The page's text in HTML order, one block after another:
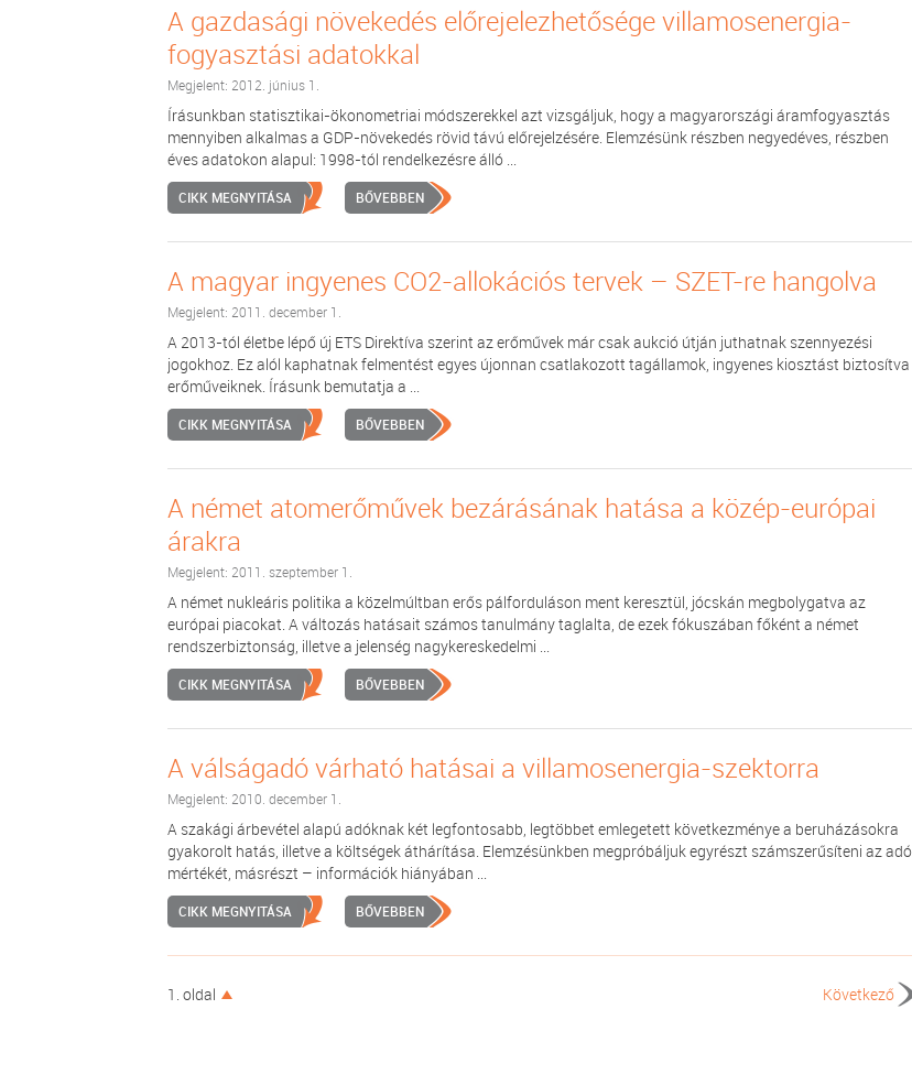
A gazdasági növekedés előrejelezhetősége villamosenergia-
fogyasztási adatokkal
Megjelent: 2012. június 1.
Írásunkban statisztikai-ökonometriai módszerekkel azt vizsgáljuk, hogy a magyarországi áramfogyasztás
mennyiben alkalmas a GDP-növekedés rövid távú előrejelzésére. Elemzésünk részben negyedéves, részben
éves adatokon alapul: 1998-tól rendelkezésre álló ...
CIKK MEGNYITÁSA BŐVEBBEN
A magyar ingyenes CO2-allokációs tervek – SZET-re hangolva
Megjelent: 2011. december 1.
A 2013-tól életbe lépő új ETS Direktíva szerint az erőművek már csak aukció útján juthatnak szennyezési
jogokhoz. Ez alól kaphatnak felmentést egyes újonnan csatlakozott tagállamok, ingyenes kiosztást biztosítva
erőműveiknek. Írásunk bemutatja a ...
CIKK MEGNYITÁSA BŐVEBBEN
A német atomerőművek bezárásának hatása a közép-európai
árakra
Megjelent: 2011. szeptember 1.
A német nukleáris politika a közelmúltban erős pálforduláson ment keresztül, jócskán megbolygatva az
európai piacokat. A változás hatásait számos tanulmány taglalta, de ezek fókuszában főként a német
rendszerbiztonság, illetve a jelenség nagykereskedelmi ...
CIKK MEGNYITÁSA BŐVEBBEN
A válságadó várható hatásai a villamosenergia-szektorra
Megjelent: 2010. december 1.
A szakági árbevétel alapú adóknak két legfontosabb, legtöbbet emlegetett következménye a beruházásokra
gyakorolt hatás, illetve a költségek áthárítása. Elemzésünkben megpróbáljuk egyrészt számszerűsíteni az adó
mértékét, másrészt – információk hiányában ...
CIKK MEGNYITÁSA BŐVEBBEN
1. oldal Következő